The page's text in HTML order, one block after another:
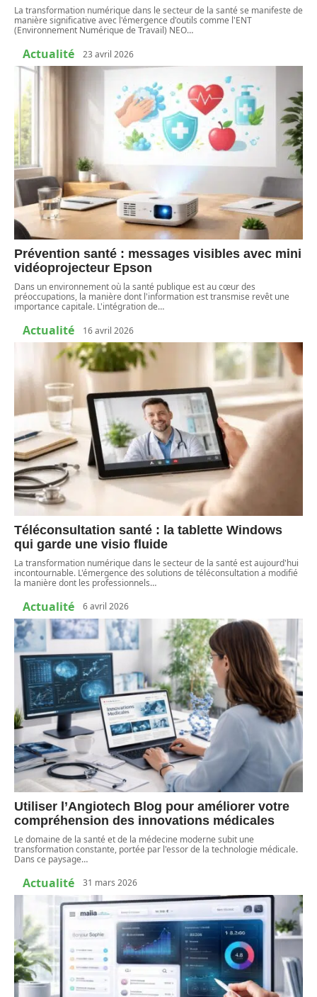
La transformation numérique dans le secteur de la santé se manifeste de
manière significative avec l'émergence d'outils comme l'ENT
(Environnement Numérique de Travail) NEO…
Actualité 23 avril 2026
Prévention santé : messages visibles avec mini
vidéoprojecteur Epson
Dans un environnement où la santé publique est au cœur des
préoccupations, la manière dont l'information est transmise revêt une
importance capitale. L'intégration de…
Actualité 16 avril 2026
Téléconsultation santé : la tablette Windows
qui garde une visio fluide
La transformation numérique dans le secteur de la santé est aujourd'hui
incontournable. L'émergence des solutions de téléconsultation a modifié
la manière dont les professionnels…
Actualité 6 avril 2026
Utiliser l’Angiotech Blog pour améliorer votre
compréhension des innovations médicales
Le domaine de la santé et de la médecine moderne subit une
transformation constante, portée par l'essor de la technologie médicale.
Dans ce paysage…
Actualité 31 mars 2026